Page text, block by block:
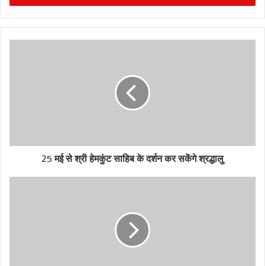
r
y
25 मई से श्री हेमकुंट साहिब के दर्शन कर सकेंगे श्रद्धालु